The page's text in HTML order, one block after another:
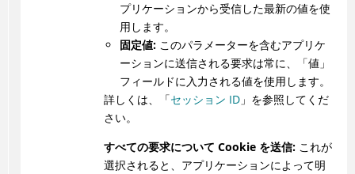
プリケーションから受信した最新の値を使
用します。
固定値:このパラメーターを含むアプリケ
ーションに送信される要求は常に、「値」
フィールドに入力される値を使用します。
詳しくは、「セッション ID」を参照してくだ
さい。
すべての要求について Cookie を送信:これが
選択されると、アプリケーションによって明